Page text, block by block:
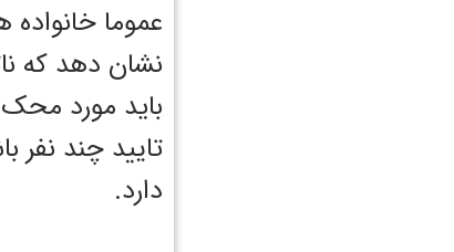
عموما خانواده
نشان دهد که
باید مورد محک
تایید چند
دارد.